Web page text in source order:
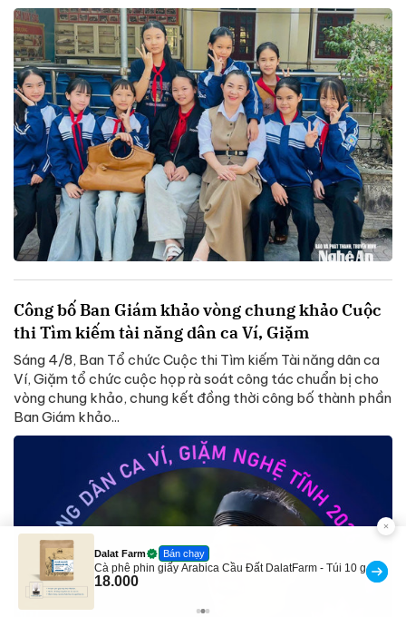
Công bố Ban Giám khảo vòng chung khảo Cuộc
thi Tìm kiếm tài năng dân ca Ví, Giặm
Sáng 4/8, Ban Tổ chức Cuộc thi Tìm kiếm Tài năng dân ca
Ví, Giặm tổ chức cuộc họp rà soát công tác chuẩn bị cho
vòng chung khảo, chung kết đồng thời công bố thành phần
Ban Giám khảo...
X-men Official Store Flash Sale
Tắm Gội Nam X-Men for Boss Intense 850g/ Legend
830g
278.000